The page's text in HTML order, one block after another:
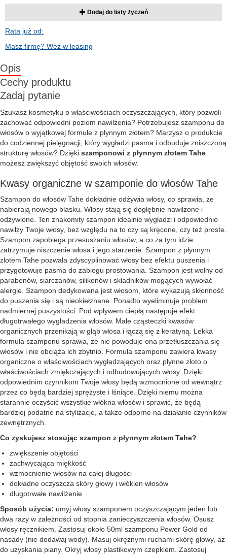
Dodaj do listy życzeń
Rata już od:
Masz firmę? Weź w leasing
Opis
Cechy produktu
Zadaj pytanie
Szukasz kosmetyku o właściwościach oczyszczających, który pozwoli
zachować odpowiedni poziom nawilżenia? Potrzebujesz szamponu do
włosów o wyjątkowej formule z płynnym złotem? Marzysz o produkcie
do codziennej pielęgnacji, który wygładzi pasma i odbuduje zniszczoną
strukturę włosów? Dzięki szamponowi z płynnym złotem Tahe
możesz zwiększyć objętość swoich włosów.
Kwasy organiczne w szamponie do włosów Tahe
Szampon do włosów Tahe dokładnie odżywia włosy, co sprawia, że
nabierają nowego blasku. Włosy stają się dogłębnie nawilżone i
odżywione. Ten znakomity szampon idealnie wygładzi i odpowiednio
nawilży Twoje włosy, bez względu na to czy są kręcone, czy też proste.
Szampon zapobiega przesuszaniu włosów, a co za tym idzie
zatrzymuje niszczenie włosa i jego starzenie. Szampon z płynnym
zlotem Tahe pozwala zdyscyplinować włosy bez efektu puszenia i
przygotowuje pasma do zabiegu prostowania. Szampon jest wolny od
parabenów, siarczanów, silikonów i składników mogących wywołać
alergie. Szampon dedykowana jest włosom, które wykazują skłonność
do puszenia się i są nieokiełznane. Ponadto wyeliminuje problem
nadmiernej puszystości. Pod wpływem ciepłą następuje efekt
długotrwałego wygładzenia włosów. Małe cząsteczki kwasów
organicznych przenikają w głąb włosa i łączą się z keratyną. Lekka
formuła szamponu sprawia, że nie powoduje ona przetłuszczania się
włosów i nie obciąża ich zbytnio. Formuła szamponu zawiera kwasy
organiczne o właściwościach wygładzających oraz płynne złoto o
właściwościach zmiękczających i odbudowujących włosy. Dzięki
odpowiednim czynnikom Twoje włosy będą wzmocnione od wewnątrz
przez co będą bardziej sprężyste i lśniące. Dzięki niemu można
starannie oczyścić wszystkie włókna włosów i sprawić, że będą
bardziej podatne na stylizacje, a także odporne na działanie czynników
zewnętrznych.
Co zyskujesz stosując szampon z płynnym złotem Tahe?
zwiększenie objętości
zachwycająca miękkość
wzmocnienie włosów na całej długości
dokładne oczyszcza skóry głowy i włókien włosów
długotrwałe nawilżenie
Sposób użycia: umyj włosy szamponem oczyszczającym jeden lub
dwa razy w zależności od stopnia zanieczyszczenia włosów. Osusz
włosy ręcznikiem. Zastosuj około 50ml szamponu Power Gold od
nasady (nie dodawaj wody). Masuj okrężnymi ruchami skórę głowy, aż
do uzyskania piany. Okryj włosy plastikowym czepkiem. Zastosuj